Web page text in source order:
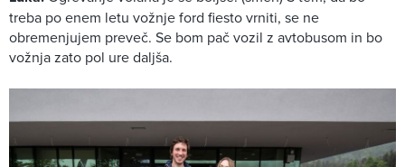
treba po enem letu vožnje ford fiesto vrniti, se ne
obremenjujem preveč. Se bom pač vozil z avtobusom in bo
vožnja zato pol ure daljša.